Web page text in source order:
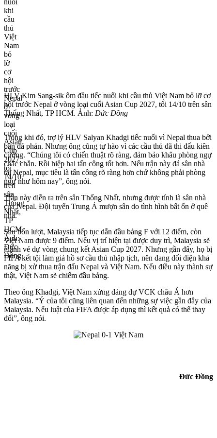
HLV Kim Sang-sik ôm đầu tiếc nuối khi cầu thủ Việt Nam bỏ lỡ cơ
hội trước Nepal ở vòng loại cuối Asian Cup 2027, tối 14/10 trên sân
Thống Nhất, TP HCM. Ảnh: Đức Đồng
Trong khi đó, trợ lý HLV Salyan Khadgi tiếc nuối vì Nepal thua bởi
bàn đá phản. Nhưng ông cũng tự hào vì các cầu thủ đã thi đấu kiên
cường. “Chúng tôi có chiến thuật rõ ràng, đảm bảo khâu phòng ngự
chắc chắn. Rồi hiệp hai tấn công tốt hơn. Nếu trận này đá sân nhà
tại Nepal, mục tiêu là tấn công rõ ràng hơn chứ không phải phòng
ngự như hôm nay”, ông nói.
Trận này diễn ra trên sân Thống Nhất, nhưng được tính là sân nhà
của Nepal. Đội tuyển Trung Á mượn sân do tình hình bất ổn ở quê
nhà.
Sau bốn lượt, Malaysia tiếp tục dẫn đầu bảng F với 12 điểm, còn
Việt Nam được 9 điểm. Nếu vị trí hiện tại được duy trì, Malaysia sẽ
giành vé dự vòng chung kết Asian Cup 2027. Nhưng gần đây, họ bị
FIFA kết tội làm giả hồ sơ cầu thủ nhập tịch, nên đang đối diện khả
năng bị xử thua trận đấu Nepal và Việt Nam. Nếu điều này thành sự
thật, Việt Nam sẽ chiếm đầu bảng.
Theo ông Khadgi, Việt Nam xứng đáng dự VCK châu Á hơn
Malaysia. “Ý của tôi cũng liên quan đến những sự việc gần đây của
Malaysia. Nếu luật của FIFA được áp dụng thì kết quả có thể thay
đổi”, ông nói.
Đức Đồng